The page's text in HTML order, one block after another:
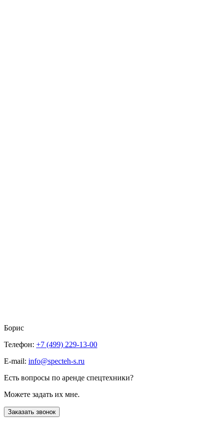
Борис
Телефон: +7 (499) 229-13-00
E-mail: info@specteh-s.ru
Есть вопросы по аренде спецтехники?
Можете задать их мне.
Заказать звонок